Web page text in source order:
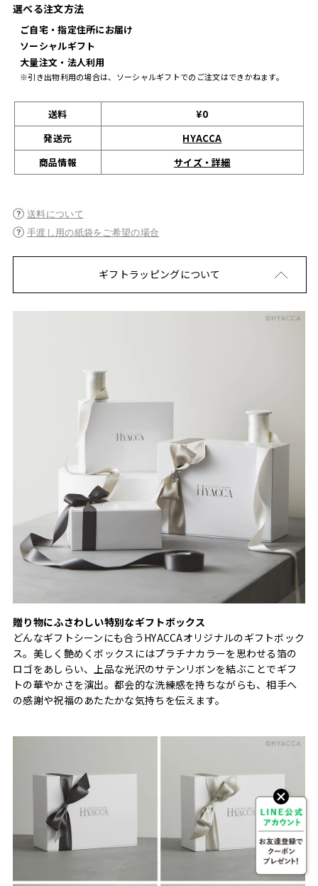
選べる注文方法
ご自宅・指定住所にお届け
ソーシャルギフト
大量注文・法人利用
※引き出物利用の場合は、ソーシャルギフトでのご注文はできかねます。
送料
¥0
発送元
HYACCA
商品情報
サイズ・詳細
送料について
手渡し用の紙袋をご希望の場合
ギフトラッピングについて
贈り物にふさわしい特別なギフトボックス
どんなギフトシーンにも合うHYACCAオリジナルのギフトボック
ス。美しく艶めくボックスにはプラチナカラーを思わせる箔の
ロゴをあしらい、上品な光沢のサテンリボンを結ぶことでギフ
トの華やかさを演出。都会的な洗練感を持ちながらも、相手へ
の感謝や祝福のあたたかな気持ちを伝えます。